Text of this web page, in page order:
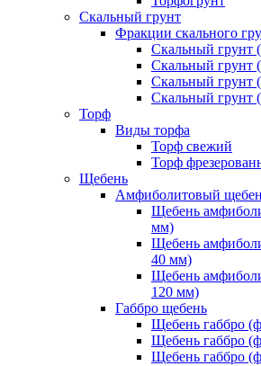
Скальный грунт
Фракции скального
Скальный грунт
Скальный грунт
Скальный грунт
Скальный грунт
Торф
Виды торфа
Торф свежий
Торф
Щебень
Амфиболитовый
Щебень
мм)
Щебень
40 мм)
Щебень
120 мм)
Габбро щебень
Щебень габбро
Щебень габбро
Щебень габбро